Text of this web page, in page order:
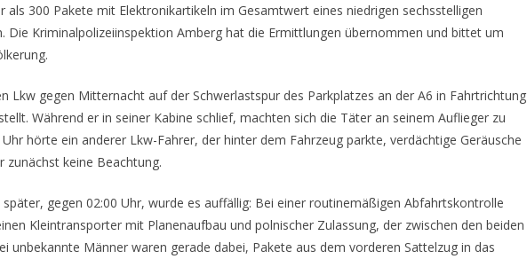
als 300 Pakete mit Elektronikartikeln im Gesamtwert eines niedrigen sechsstelligen
Die Kriminalpolizeiinspektion Amberg hat die Ermittlungen übernommen und bittet um
Lkw gegen Mitternacht auf der Schwerlastspur des Parkplatzes an der A6 in Fahrtrichtung
Während er in seiner Kabine schlief, machten sich die Täter an seinem Auflieger zu
hörte ein anderer Lkw-Fahrer, der hinter dem Fahrzeug parkte, verdächtige Geräusche
zunächst keine Beachtung.
später, gegen 02:00 Uhr, wurde es auffällig: Bei einer routinemäßigen Abfahrtskontrolle
Kleintransporter mit Planenaufbau und polnischer Zulassung, der zwischen den beiden
unbekannte Männer waren gerade dabei, Pakete aus dem vorderen Sattelzug in das